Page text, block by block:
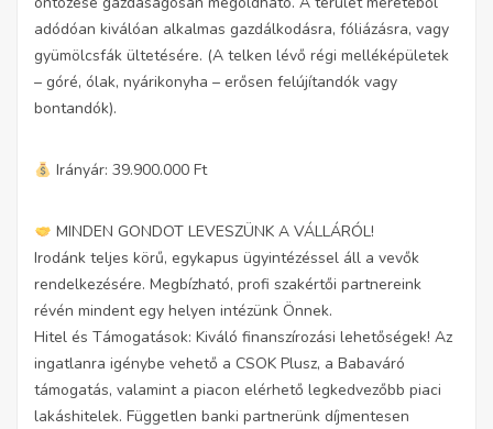
adódóan kiválóan alkalmas gazdálkodásra, fóliázásra, vagy
gyümölcsfák ültetésére. (A telken lévő régi melléképületek
– góré, ólak, nyárikonyha – erősen felújítandók vagy
bontandók).
Irányár: 39.900.000 Ft
MINDEN GONDOT LEVESZÜNK A VÁLLÁRÓL!
Irodánk teljes körű, egykapus ügyintézéssel áll a vevők
rendelkezésére. Megbízható, profi szakértői partnereink
révén mindent egy helyen intézünk Önnek.
Hitel és Támogatások: Kiváló finanszírozási lehetőségek! Az
ingatlanra igénybe vehető a CSOK Plusz, a Babaváró
támogatás, valamint a piacon elérhető legkedvezőbb piaci
lakáshitelek. Független banki partnerünk díjmentesen